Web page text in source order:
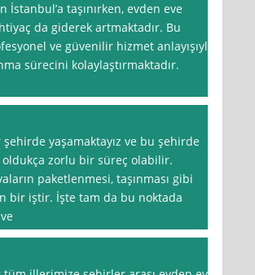
taşınırken, evden eve
da giderek artmaktadır. Bu
ve güvenilir hizmet anlayışıyla
sürecini kolaylaştırmaktadır.
yaşamaktayız ve bu şehirde
zorlu bir süreç olabilir.
paketlenmesi, taşınması gibi
bir iştir. İşte tam da bu noktada